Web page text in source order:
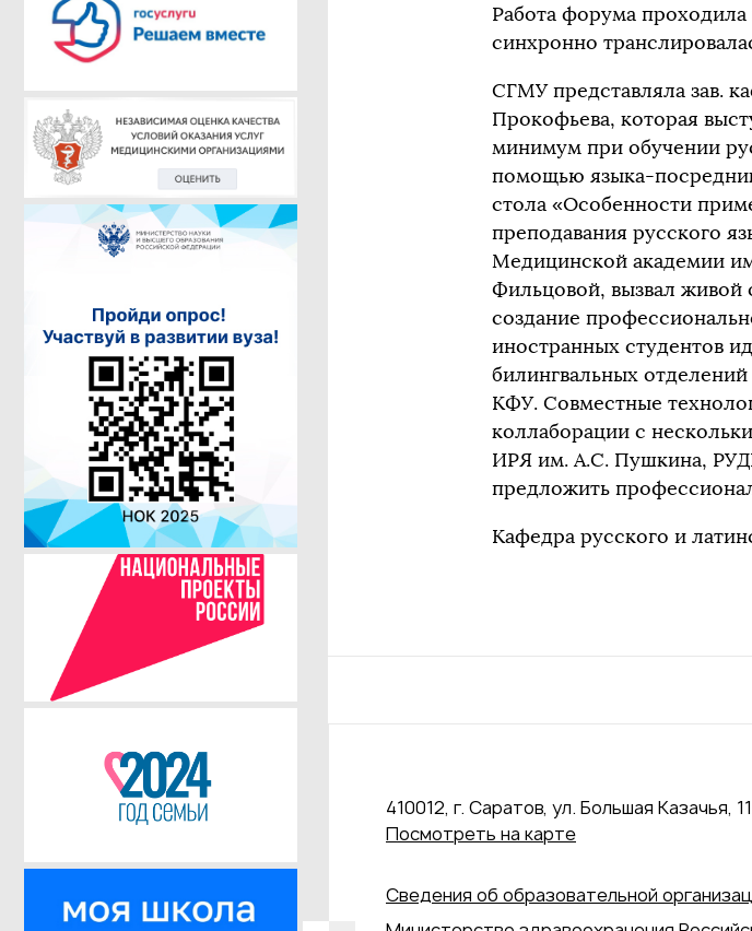
Работа форума
синхронно
СГМУ представляла зав.
Прокофьева, которая
минимум при обучении
помощью языка-
стола «Особенности
преподавания русского
Медицинской академии
Фильцовой, вызвал живой
создание
иностранных студентов
билингвальных
КФУ. Совместные
коллаборации с
ИРЯ им. А.С. Пушкина,
предложить
Кафедра русского и
410012, г. Саратов, ул. Большая Казачья,
Посмотреть на карте
Сведения об образовательной